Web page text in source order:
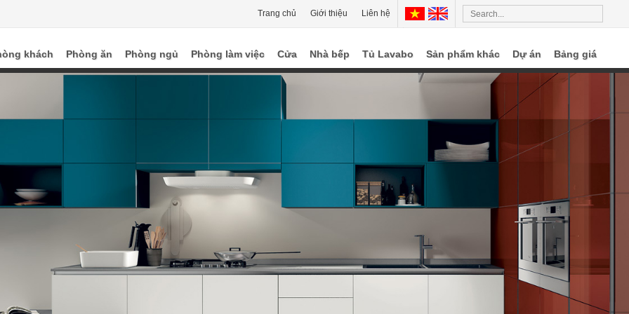
Trang chủ Giới thiệu Liên hệ
khách Phòng ăn Phòng ngủ Phòng làm việc Cửa Nhà bếp Tủ Lavabo Sản phẩm khác Dự án Bảng giá